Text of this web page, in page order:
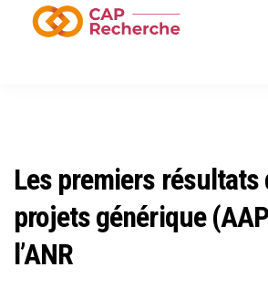
Les premiers résultats
projets générique
l’ANR